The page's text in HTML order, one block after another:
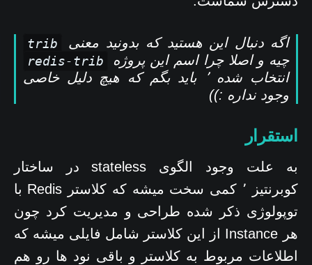
اگه دنبال این هستید که بدونید معنی trib
چیه و اصلا چرا اسم این پروژه redis-trib
انتخاب شده ٬ باید بگم که هیچ دلیل خاصی
وجود نداره :))
استقرار
به علت وجود الگوی stateless در ساختار
کوبرنتیز ٬‌ کمی سخت میشه که کلاستر Redis با
توپولوژی ذکر شده طراحی و مدیریت کرد چون
هر Instance از این کلاستر شامل فایلی میشه که
اطلاعات مربوط به کلاستر و باقی نود ها رو هم